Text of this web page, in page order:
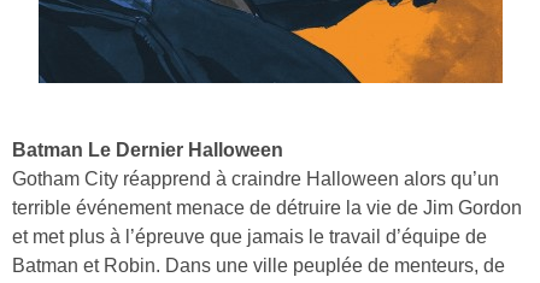
Batman Le Dernier Halloween
Gotham City réapprend à craindre Halloween alors qu’un
terrible événement menace de détruire la vie de Jim Gordon
et met plus à l’épreuve que jamais le travail d’équipe de
Batman et Robin. Dans une ville peuplée de menteurs, de